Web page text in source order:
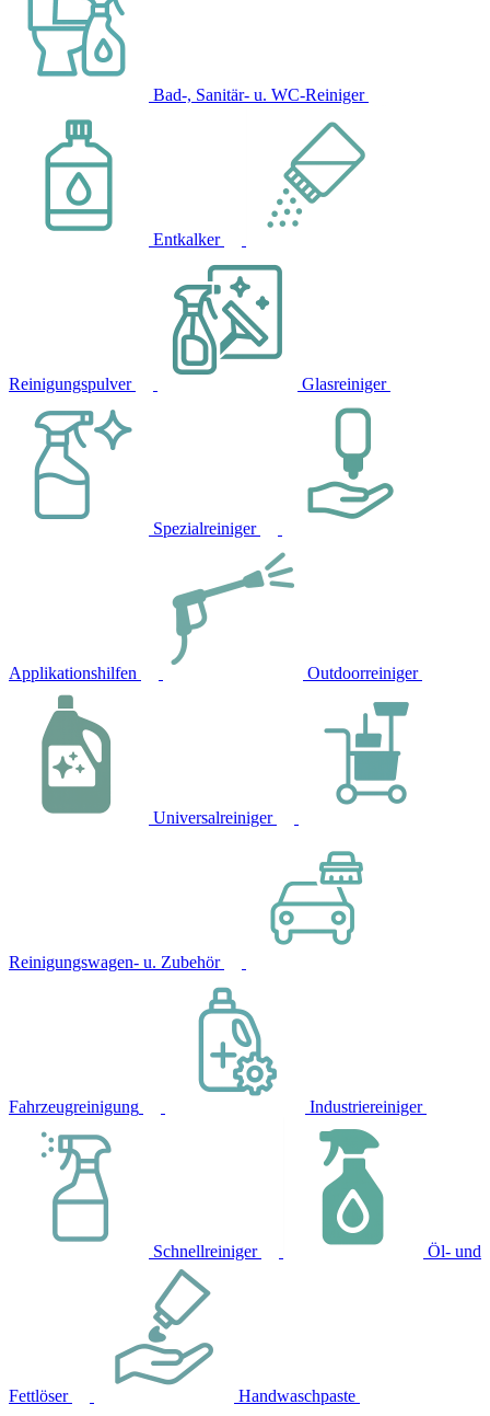
Bad-, Sanitär- u. WC-Reiniger
Entkalker
Reinigungspulver Glasreiniger
Spezialreiniger
Applikationshilfen Outdoorreiniger
Universalreiniger
Reinigungswagen- u. Zubehör
Fahrzeugreinigung Industriereiniger
Schnellreiniger Öl- und
Fettlöser Handwaschpaste